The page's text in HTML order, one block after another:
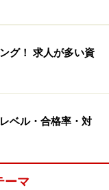
グ！ 求人が多い資
ベル・合格率・対
ーマ